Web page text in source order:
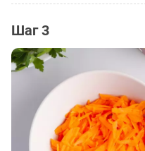
Шаг 3